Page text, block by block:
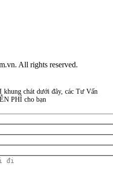
All rights reserved.
chát dưới đây, các Tư Vấn
PHÍ cho bạn